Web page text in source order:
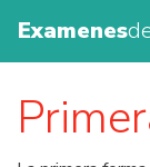
Examenes